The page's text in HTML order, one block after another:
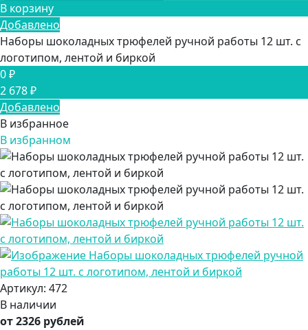
В корзину
Добавлено
Наборы шоколадных трюфелей ручной работы 12 шт. с
логотипом, лентой и биркой
0 ₽
2 678 ₽
Добавлено
В избранное
В избранном
Артикул: 472
В наличии
от 2326 рублей